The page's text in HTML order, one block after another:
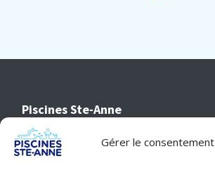
Gérer le consentement
Piscines Ste-Anne
477-A, boul. Ste Anne
Sainte-Anne-des-Plaines, QC
J5N 3M2